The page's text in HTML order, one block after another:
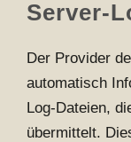
Server-
Der Provider
automatisch
Log-Dateien,
übermittelt.